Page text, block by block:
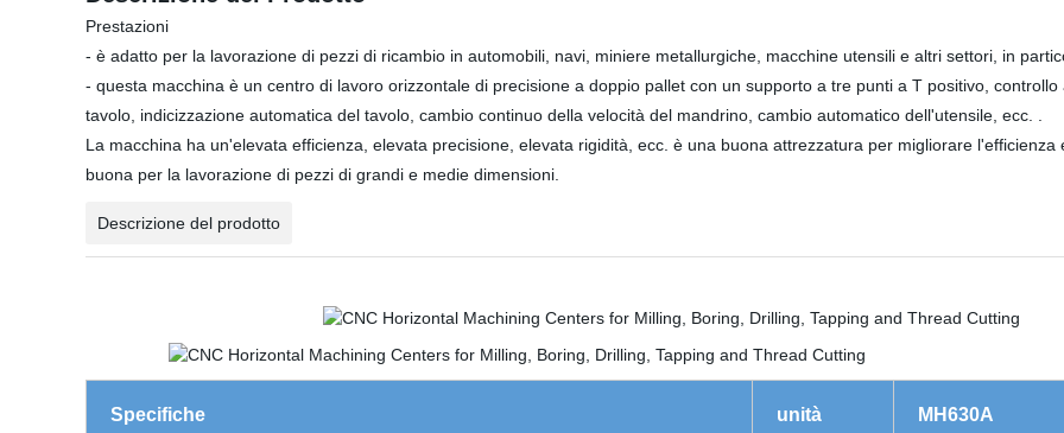
Prestazioni
- è adatto per la lavorazione di pezzi di ricambio in automobili, navi, miniere metallurgiche, macchine utensili e altri settori, in
- questa macchina è un centro di lavoro orizzontale di precisione a doppio pallet con un supporto a tre punti a T positivo,
tavolo, indicizzazione automatica del tavolo, cambio continuo della velocità del mandrino, cambio automatico dell'utensile, ecc. .
La macchina ha un'elevata efficienza, elevata precisione, elevata rigidità, ecc. è una buona attrezzatura per migliorare
buona per la lavorazione di pezzi di grandi e medie dimensioni.
Descrizione del prodotto
Specifiche unità MH630A